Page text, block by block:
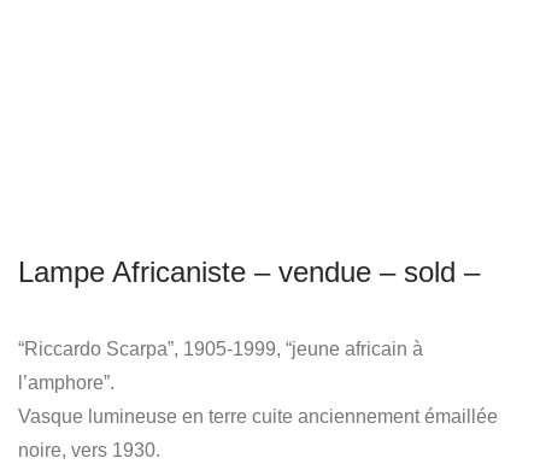
Lampe Africaniste – vendue – sold –
“Riccardo Scarpa”, 1905-1999, “jeune africain à
l’amphore”.
Vasque lumineuse en terre cuite anciennement émaillée
noire, vers 1930.